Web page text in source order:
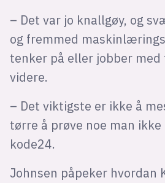
– Det var jo knallgøy, og
og fremmed
tenker på eller jobber med
videre.
– Det viktigste er ikke å
tørre å prøve noe man
kode24.
Johnsen påpeker